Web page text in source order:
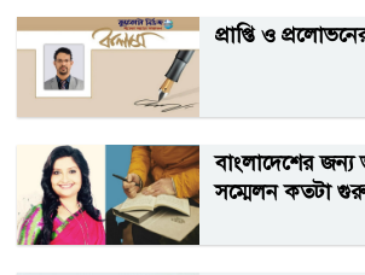
প্রাপ্তি ও
বাংলাদেশের
সম্মেলন কতটা